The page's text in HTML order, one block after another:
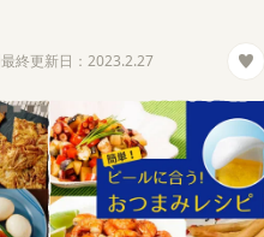
最終更新日： 2023.2.27